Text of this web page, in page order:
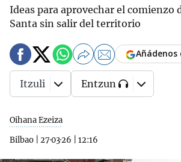
Ideas para aprovechar el comienzo
Santa sin salir del territorio
Oihana Ezeiza
Bilbao
27·03·26 12:16
Añádenos
Itzuli Entzun